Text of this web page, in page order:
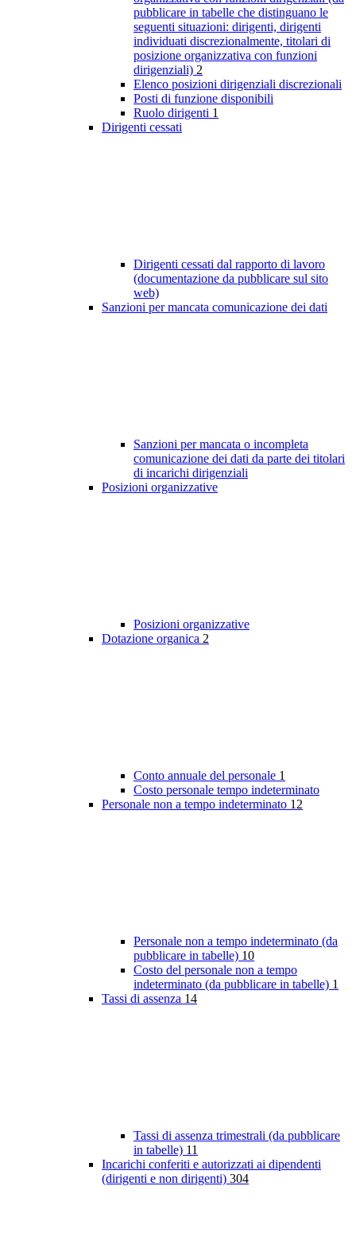
pubblicare in tabelle che distinguano le
seguenti situazioni: dirigenti, dirigenti
individuati discrezionalmente, titolari di
posizione organizzativa con funzioni
dirigenziali) 2
Elenco posizioni dirigenziali discrezionali
Posti di funzione disponibili
Ruolo dirigenti 1
Dirigenti cessati
Dirigenti cessati dal rapporto di lavoro
(documentazione da pubblicare sul sito
web)
Sanzioni per mancata comunicazione dei dati
Sanzioni per mancata o incompleta
comunicazione dei dati da parte dei titolari
di incarichi dirigenziali
Posizioni organizzative
Posizioni organizzative
Dotazione organica 2
Conto annuale del personale 1
Costo personale tempo indeterminato
Personale non a tempo indeterminato 12
Personale non a tempo indeterminato (da
pubblicare in tabelle) 10
Costo del personale non a tempo
indeterminato (da pubblicare in tabelle) 1
Tassi di assenza 14
Tassi di assenza trimestrali (da pubblicare
in tabelle) 11
Incarichi conferiti e autorizzati ai dipendenti
(dirigenti e non dirigenti) 304